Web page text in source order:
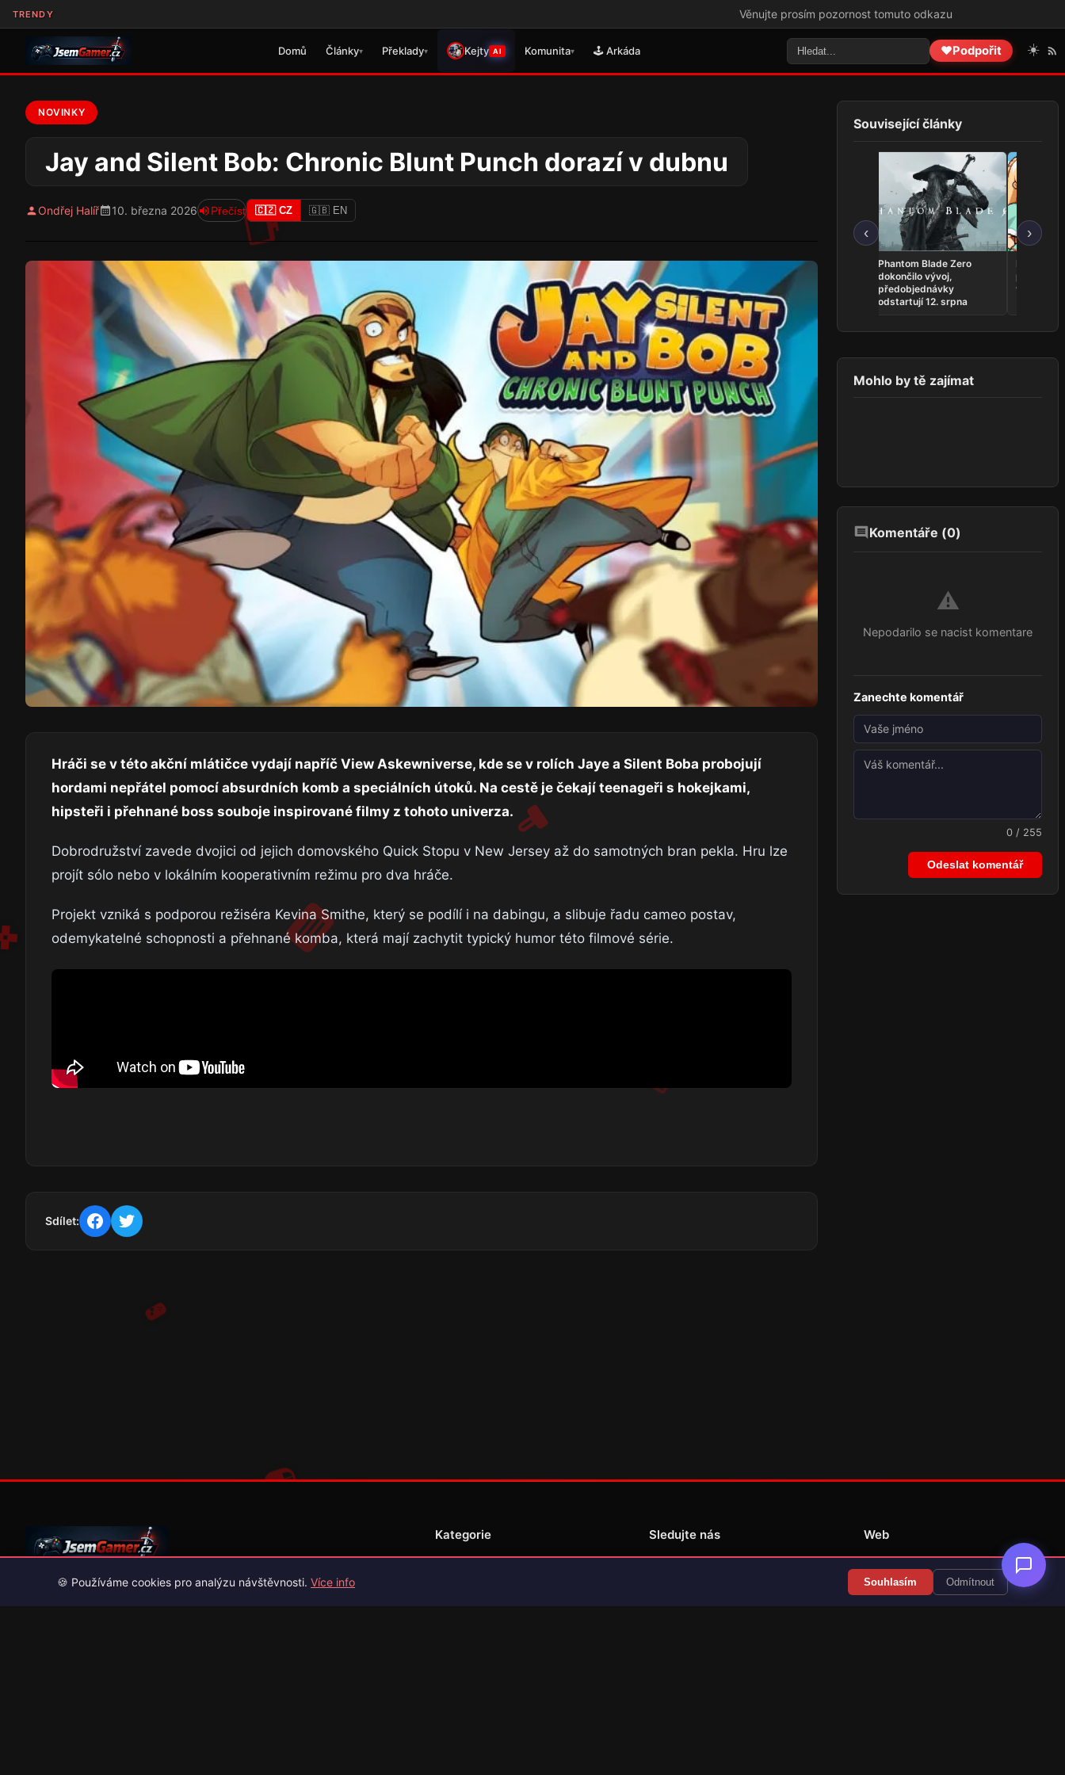
TRENDY Věnujte prosím pozornost tomuto odkazu
Domů Články▾ Překlady▾ Kejty AI Komunita▾ 🕹️ Arkáda ❤️Podpořit ☀️
NOVINKY
Jay and Silent Bob: Chronic Blunt Punch dorazí v dubnu
Ondřej Halíř 10. března 2026 Přečíst 🇨🇿 CZ 🇬🇧 EN
Hráči se v této akční mlátičce vydají napříč View Askewniverse, kde se v rolích Jaye a Silent Boba probojují
hordami nepřátel pomocí absurdních komb a speciálních útoků. Na cestě je čekají teenageři s hokejkami,
hipsteři i přehnané boss souboje inspirované filmy z tohoto univerza.
Dobrodružství zavede dvojici od jejich domovského Quick Stopu v New Jersey až do samotných bran pekla. Hru lze
projít sólo nebo v lokálním kooperativním režimu pro dva hráče.
Projekt vzniká s podporou režiséra Kevina Smithe, který se podílí i na dabingu, a slibuje řadu cameo postav,
odemykatelné schopnosti a přehnané komba, která mají zachytit typický humor této filmové série.
Sdílet:
Související články
‹
Minecraft dorazí na
Nintendo Switch 2
koncem října
Phantom Blade Zero
dokončilo vývoj,
předobjednávky
odstartují 12. srpna
Fields of
vyšlo ve
›
Mohlo by tě zajímat
Komentáře (0)
⚠️
Nepodarilo se nacist komentare
Zanechte komentář
0 / 255
Odeslat komentář
Váš průvodce světem videoher. Novinky, recenze a česko-slovenské
překlady her.
Kategorie Sledujte nás Web
Překlady her
🍪 Používáme cookies pro analýzu návštěvnosti. Více info Souhlasím Odmítnout